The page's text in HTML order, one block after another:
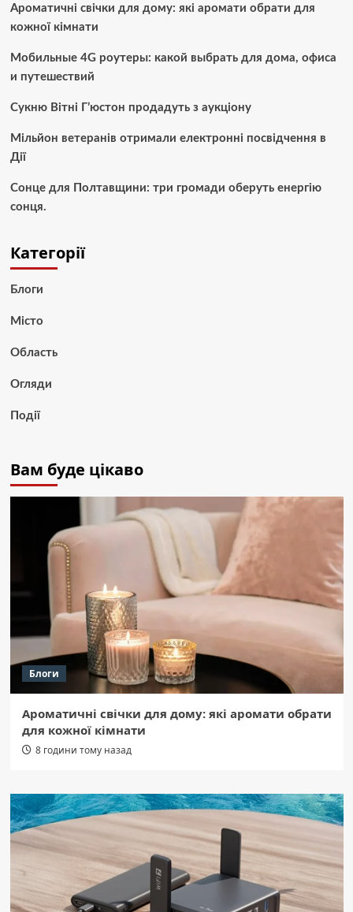
Ароматичні свічки для дому: які аромати обрати для
кожної кімнати
Мобильные 4G роутеры: какой выбрать для дома, офиса
и путешествий
Сукню Вітні Г’юстон продадуть з аукціону
Мільйон ветеранів отримали електронні посвідчення в
Дії
Сонце для Полтавщини: три громади оберуть енергію
сонця.
Категорії
Блоги
Місто
Область
Огляди
Події
Вам буде цікаво
Блоги
Ароматичні свічки для дому: які аромати обрати
для кожної кімнати
8 години тому назад